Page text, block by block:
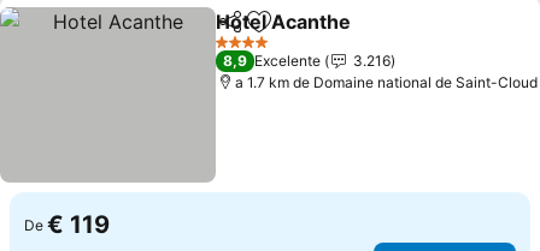
PartilharAdicionar aos favoritos
Hotel Acanthe
4 Estrelas
8,9 Excelente
3.216
a 1.7 km de Domaine national de Saint-Cloud
De € 119